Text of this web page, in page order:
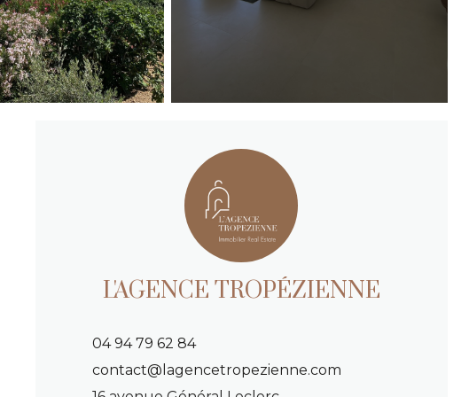
L'AGENCE TROPÉZIENNE
04 94 79 62 84
contact@lagencetropezienne.com